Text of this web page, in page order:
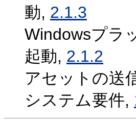
動, 2.1.3
Windowsプラ
起動, 2.1.2
アセットの送
システム要件,